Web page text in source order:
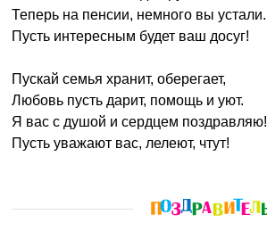
Теперь на пенсии, немного вы устали.
Пусть интересным будет ваш досуг!
Пускай семья хранит, оберегает,
Любовь пусть дарит, помощь и уют.
Я вас с душой и сердцем поздравляю!
Пусть уважают вас, лелеют, чтут!